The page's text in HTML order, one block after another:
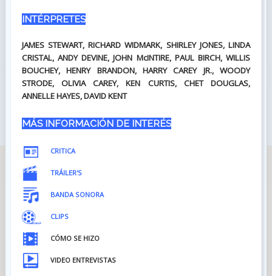
INTÉRPRETES
JAMES STEWART, RICHARD WIDMARK, SHIRLEY JONES, LINDA
CRISTAL, ANDY DEVINE, JOHN McINTIRE, PAUL BIRCH, WILLIS
BOUCHEY, HENRY BRANDON, HARRY CAREY JR., WOODY
STRODE, OLIVIA CAREY, KEN CURTIS, CHET DOUGLAS,
ANNELLE HAYES, DAVID KENT
MÁS INFORMACIÓN DE INTERÉS
CRITICA
TRÁILER'S
BANDA SONORA
CLIPS
CÓMO SE HIZO
VIDEO ENTREVISTAS